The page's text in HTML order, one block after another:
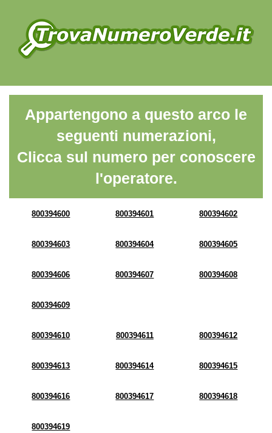
Appartengono a questo arco le
seguenti numerazioni,
Clicca sul numero per conoscere
l'operatore.
800394600 800394601 800394602
800394603 800394604 800394605
800394606 800394607 800394608
800394609
800394610 800394611 800394612
800394613 800394614 800394615
800394616 800394617 800394618
800394619